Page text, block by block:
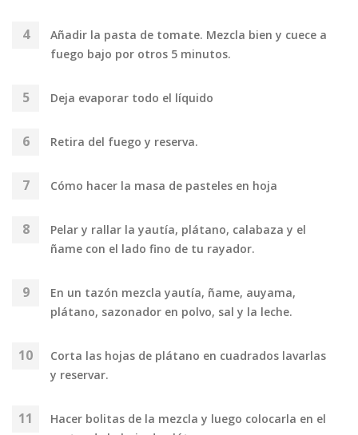
Añadir la pasta de tomate. Mezcla bien y cuece a
fuego bajo por otros 5 minutos.
Deja evaporar todo el líquido
Retira del fuego y reserva.
Cómo hacer la masa de pasteles en hoja
Pelar y rallar la yautía, plátano, calabaza y el
ñame con el lado fino de tu rayador.
En un tazón mezcla yautía, ñame, auyama,
plátano, sazonador en polvo, sal y la leche.
Corta las hojas de plátano en cuadrados lavarlas
y reservar.
Hacer bolitas de la mezcla y luego colocarla en el